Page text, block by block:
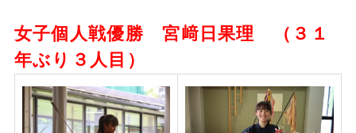
女子個人戦優勝 宮﨑日果理 （３１
年ぶり３人目）